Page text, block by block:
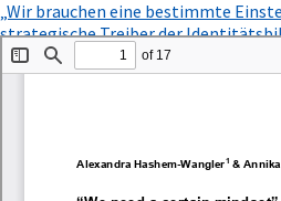
Zu
Artikeldetails
zurückkehren
„Wir brauchen eine bestimmte
strategische Treiber der
Herunterladen
PDF
herunterladen